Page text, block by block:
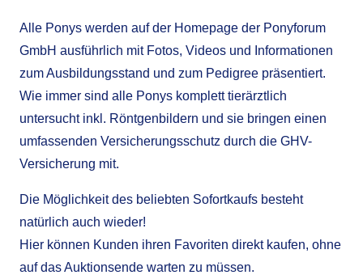
Alle Ponys werden auf der Homepage der Ponyforum
GmbH ausführlich mit Fotos, Videos und Informationen
zum Ausbildungsstand und zum Pedigree präsentiert.
Wie immer sind alle Ponys komplett tierärztlich
untersucht inkl. Röntgenbildern und sie bringen einen
umfassenden Versicherungsschutz durch die GHV-
Versicherung mit.
Die Möglichkeit des beliebten Sofortkaufs besteht
natürlich auch wieder!
Hier können Kunden ihren Favoriten direkt kaufen, ohne
auf das Auktionsende warten zu müssen.